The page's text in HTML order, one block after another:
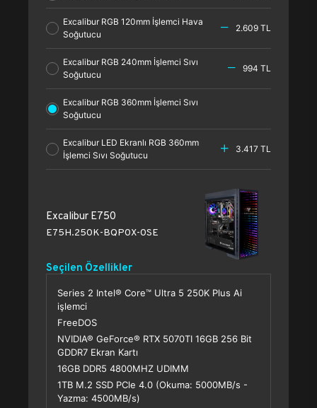
Excalibur RGB 120mm İşlemci Hava
Soğutucu
2.609 TL
Excalibur RGB 240mm İşlemci Sıvı
Soğutucu
994 TL
Excalibur RGB 360mm İşlemci Sıvı
Soğutucu
Excalibur LED Ekranlı RGB 360mm
İşlemci Sıvı Soğutucu
3.417 TL
Excalibur E750
E75H.250K-BQP0X-0SE
Seçilen Özellikler
Series 2 Intel® Core™ Ultra 5 250K Plus Ai
işlemci
FreeDOS
NVIDIA® GeForce® RTX 5070TI 16GB 256 Bit
GDDR7 Ekran Kartı
16GB DDR5 4800MHZ UDIMM
1TB M.2 SSD PCle 4.0 (Okuma: 5000MB/s -
Yazma: 4500MB/s)